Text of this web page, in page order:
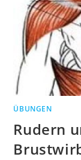
ÜBUNGEN
Rudern